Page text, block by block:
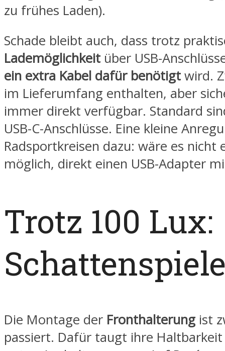
zu frühes Laden).
Schade bleibt auch, dass trotz
Lademöglichkeit über USB-
ein extra Kabel dafür benötigt wird.
im Lieferumfang enthalten, aber
immer direkt verfügbar. Standard
USB-C-Anschlüsse. Eine kleine
Radsportkreisen dazu: wäre es nicht
möglich, direkt einen USB-Adapter
Trotz 100 Lux:
Die Montage der Fronthalterung ist
passiert. Dafür taugt ihre